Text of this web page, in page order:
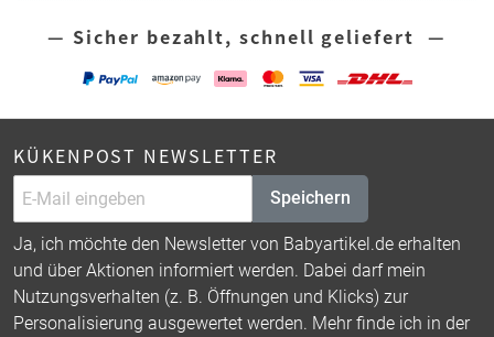
— Sicher bezahlt, schnell geliefert —
KÜKENPOST NEWSLETTER
Speichern
Ja, ich möchte den Newsletter von Babyartikel.de erhalten
und über Aktionen informiert werden. Dabei darf mein
Nutzungsverhalten (z. B. Öffnungen und Klicks) zur
Personalisierung ausgewertet werden. Mehr finde ich in der